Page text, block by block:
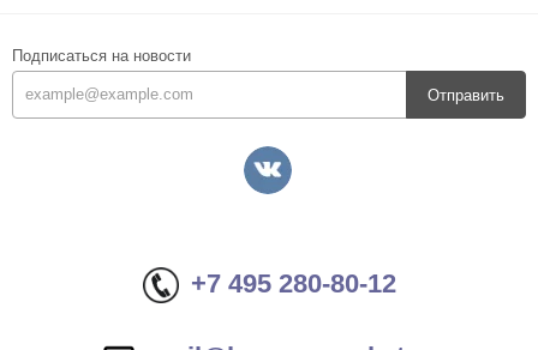
Подписаться на новости
Отправить
+7 495 280-80-12